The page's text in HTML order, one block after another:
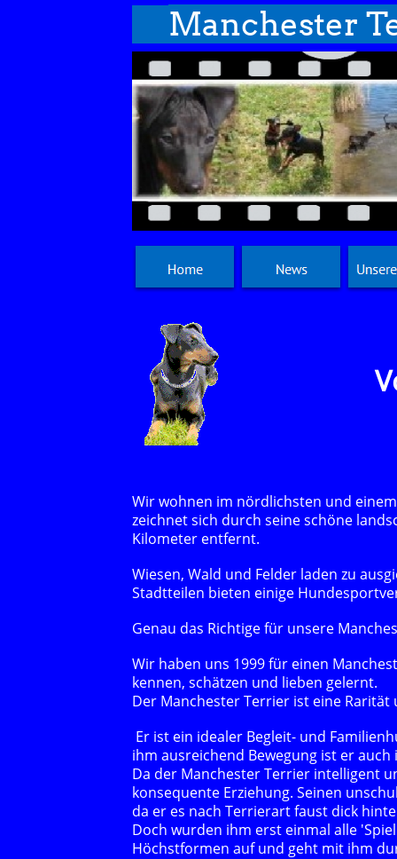
Wir wohnen im nördlichsten und
zeichnet sich durch seine schöne
Kilometer entfernt.
Wiesen, Wald und Felder laden zu
Stadtteilen bieten einige
Genau das Richtige für unsere
Wir haben uns 1999 für einen
kennen, schätzen und lieben gelernt.
Der Manchester Terrier ist eine
Er ist ein idealer Begleit- und
ihm ausreichend Bewegung ist er
Da der Manchester Terrier intelligent
konsequente Erziehung. Seinen
da er es nach Terrierart faust dick
Doch wurden ihm erst einmal alle
Höchstformen auf und geht mit ihm
Manchester